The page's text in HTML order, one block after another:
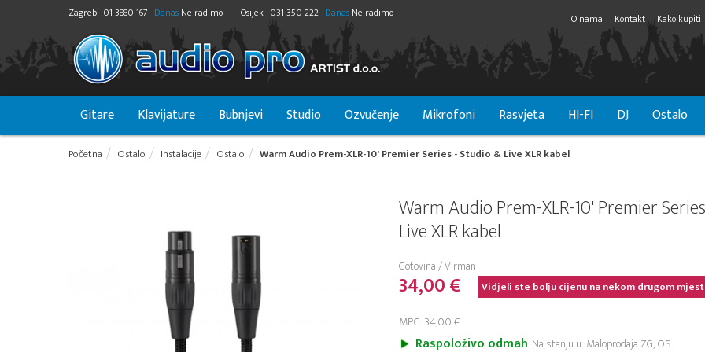
Zagreb 01 3880 167 Danas Ne radimo Osijek 031 350 222 Danas Ne radimo O nama Kontakt Kako kupiti
Gitare Klavijature Bubnjevi Studio Ozvučenje Mikrofoni Rasvjeta HI-FI DJ Ostalo
Početna Ostalo Instalacije Ostalo Warm Audio Prem-XLR-10' Premier Series - Studio & Live XLR kabel
Warm Audio Prem-XLR-10' Premier
Live XLR kabel
Gotovina / Virman
34,00 € Vidjeli ste bolju cijenu na nekom drugom
MPC: 34,00 €
Raspoloživo odmah Na stanju u: Maloprodaja ZG, OS